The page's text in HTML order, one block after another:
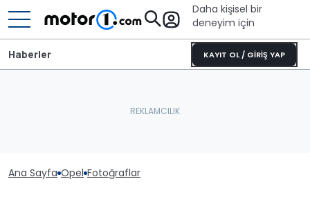
Daha kişisel bir
deneyim için
KAYIT OL / GİRİŞ YAP
Haberler
Ana Sayfa Opel Fotoğraflar